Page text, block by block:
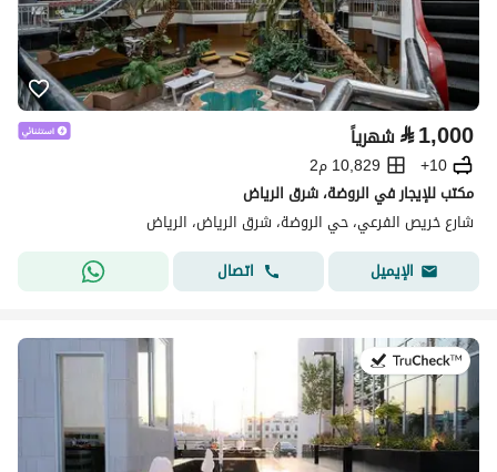
⃁1,000 شهرياً
10+
10,829 م2
مكتب للإيجار في الروضة، شرق الرياض
شارع خريص الفرعي، حي الروضة، شرق الرياض، الرياض
الإيميل
اتصال
في:28 يوليو 2026